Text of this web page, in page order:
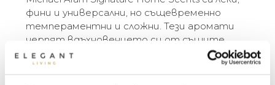
фини и универсални, но същевременно
темпераментни и сложни. Тези аромати
черпят вдъхновението си от същите
органични мотиви, които направиха
създателя им известен.